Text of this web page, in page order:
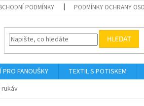
PODMÍNKY PODMÍNKY OCHRANY
HLEDAT
PRO FANOUŠKY TEXTIL S POTISKEM